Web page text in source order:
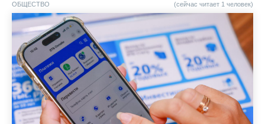
ОБЩЕСТВО
(сейчас читает 1 человек)